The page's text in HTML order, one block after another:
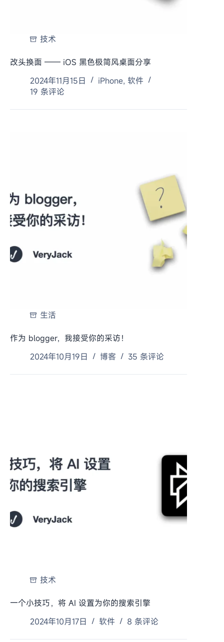
技术
改头换面 —— iOS 黑色极简风桌面分享
2024年11月15日
iPhone, 软件
19 条评论
生活
作为 blogger，我接受你的采访！
2024年10月19日
博客 35 条评论
技术
一个小技巧，将 AI 设置为你的搜索引擎
2024年10月17日
软件 8 条评论